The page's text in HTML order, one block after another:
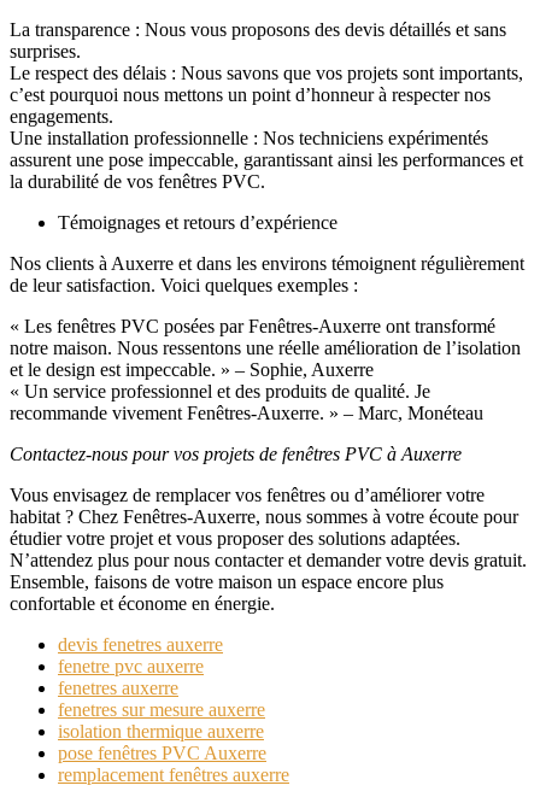
La transparence : Nous vous proposons des devis détaillés et sans
surprises.
Le respect des délais : Nous savons que vos projets sont importants,
c’est pourquoi nous mettons un point d’honneur à respecter nos
engagements.
Une installation professionnelle : Nos techniciens expérimentés
assurent une pose impeccable, garantissant ainsi les performances et
la durabilité de vos fenêtres PVC.
Témoignages et retours d’expérience
Nos clients à Auxerre et dans les environs témoignent régulièrement
de leur satisfaction. Voici quelques exemples :
« Les fenêtres PVC posées par Fenêtres-Auxerre ont transformé
notre maison. Nous ressentons une réelle amélioration de l’isolation
et le design est impeccable. » – Sophie, Auxerre
« Un service professionnel et des produits de qualité. Je
recommande vivement Fenêtres-Auxerre. » – Marc, Monéteau
Contactez-nous pour vos projets de fenêtres PVC à Auxerre
Vous envisagez de remplacer vos fenêtres ou d’améliorer votre
habitat ? Chez Fenêtres-Auxerre, nous sommes à votre écoute pour
étudier votre projet et vous proposer des solutions adaptées.
N’attendez plus pour nous contacter et demander votre devis gratuit.
Ensemble, faisons de votre maison un espace encore plus
confortable et économe en énergie.
devis fenetres auxerre
fenetre pvc auxerre
fenetres auxerre
fenetres sur mesure auxerre
isolation thermique auxerre
pose fenêtres PVC Auxerre
remplacement fenêtres auxerre